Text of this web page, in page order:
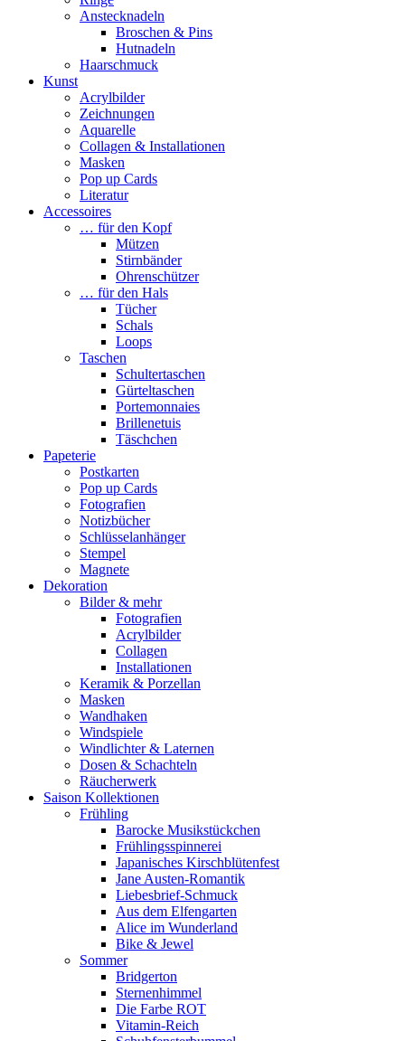
Anstecknadeln
Broschen & Pins
Hutnadeln
Haarschmuck
Kunst
Acrylbilder
Zeichnungen
Aquarelle
Collagen & Installationen
Masken
Pop up Cards
Literatur
Accessoires
… für den Kopf
Mützen
Stirnbänder
Ohrenschützer
… für den Hals
Tücher
Schals
Loops
Taschen
Schultertaschen
Gürteltaschen
Portemonnaies
Brillenetuis
Täschchen
Papeterie
Postkarten
Pop up Cards
Fotografien
Notizbücher
Schlüsselanhänger
Stempel
Magnete
Dekoration
Bilder & mehr
Fotografien
Acrylbilder
Collagen
Installationen
Keramik & Porzellan
Masken
Wandhaken
Windspiele
Windlichter & Laternen
Dosen & Schachteln
Räucherwerk
Saison Kollektionen
Frühling
Barocke Musikstückchen
Frühlingsspinnerei
Japanisches Kirschblütenfest
Jane Austen-Romantik
Liebesbrief-Schmuck
Aus dem Elfengarten
Alice im Wunderland
Bike & Jewel
Sommer
Bridgerton
Sternenhimmel
Die Farbe ROT
Vitamin-Reich